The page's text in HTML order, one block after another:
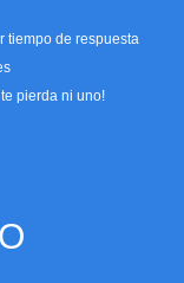
tiempo de respuesta
pierda ni uno!